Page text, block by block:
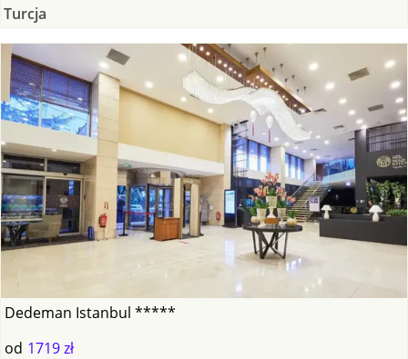
Turcja
Dedeman Istanbul *****
od 1719 zł